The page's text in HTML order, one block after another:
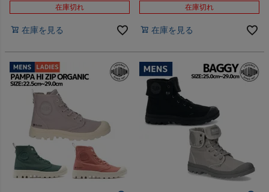
在庫切れ
在庫を見る
在庫切れ
在庫を見る